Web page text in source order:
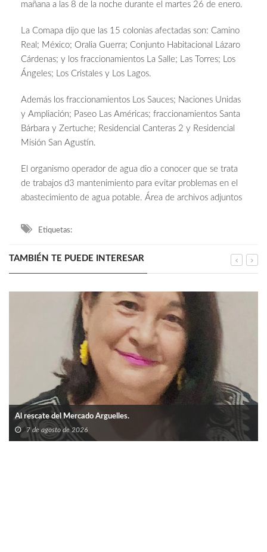
mañana a las 8 de la noche durante el martes 26 de enero.
La Comapa dijo que las 15 colonias afectadas son: Camino
Real; México; Oralia Guerra; Conjunto Habitacional Lázaro
Cárdenas; y los fraccionamientos La Salle; Las Torres; Los
Ángeles; Los Cristales y Los Lagos.
Además los fraccionamientos Los Sauces; Naciones Unidas
y Ampliación; Paseo Las Américas; fraccionamientos Santa
Bárbara y Zertuche; Residencial Canteras 2 y Residencial
Misión San Agustín.
El organismo operador de agua dio a conocer que se trata
de trabajos d3 mantenimiento para evitar problemas en el
abastecimiento de agua potable. Área de archivos adjuntos
Etiquetas:
TAMBIÉN TE PUEDE INTERESAR
Al rescate del Mercado Arguelles.
7 de agosto de 2026